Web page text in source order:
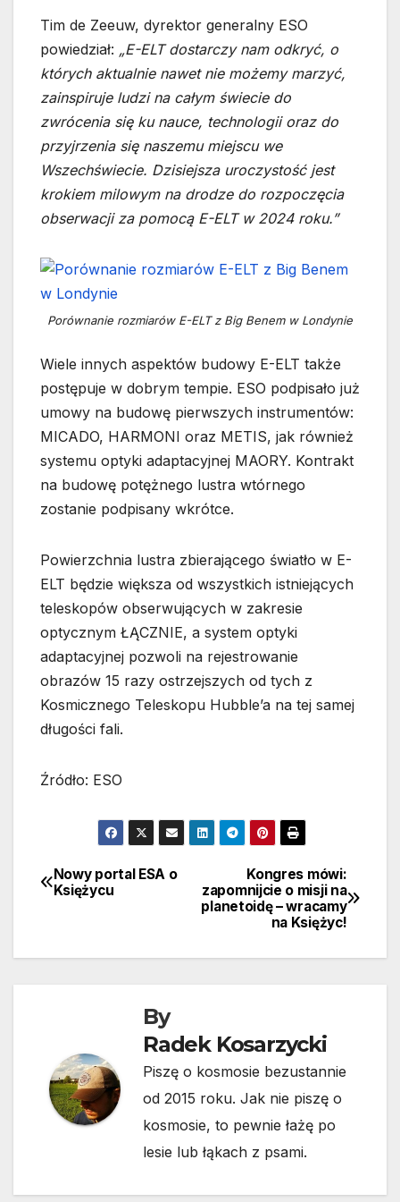
Tim de Zeeuw, dyrektor generalny ESO
powiedział: „E-ELT dostarczy nam odkryć, o
których aktualnie nawet nie możemy marzyć,
zainspiruje ludzi na całym świecie do
zwrócenia się ku nauce, technologii oraz do
przyjrzenia się naszemu miejscu we
Wszechświecie. Dzisiejsza uroczystość jest
krokiem milowym na drodze do rozpoczęcia
obserwacji za pomocą E-ELT w 2024 roku.”
Porównanie rozmiarów E-ELT z Big Benem w Londynie
Wiele innych aspektów budowy E-ELT także
postępuje w dobrym tempie. ESO podpisało już
umowy na budowę pierwszych instrumentów:
MICADO, HARMONI oraz METIS, jak również
systemu optyki adaptacyjnej MAORY. Kontrakt
na budowę potężnego lustra wtórnego
zostanie podpisany wkrótce.
Powierzchnia lustra zbierającego światło w E-
ELT będzie większa od wszystkich istniejących
teleskopów obserwujących w zakresie
optycznym ŁĄCZNIE, a system optyki
adaptacyjnej pozwoli na rejestrowanie
obrazów 15 razy ostrzejszych od tych z
Kosmicznego Teleskopu Hubble’a na tej samej
długości fali.
Źródło: ESO
Nawigacja
Kongres mówi:
zapomnijcie o misji na
planetoidę – wracamy
na Księżyc!
Nowy portal ESA o
Księżycu
By
Radek Kosarzycki
Piszę o kosmosie bezustannie
od 2015 roku. Jak nie piszę o
kosmosie, to pewnie łażę po
lesie lub łąkach z psami.